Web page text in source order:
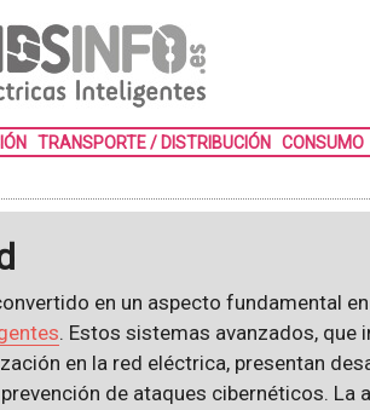
TRANSPORTE / DISTRIBUCIÓN CONSUMO
en un aspecto fundamental
. Estos sistemas avanzados, que
en la red eléctrica, presentan
de ataques cibernéticos. La